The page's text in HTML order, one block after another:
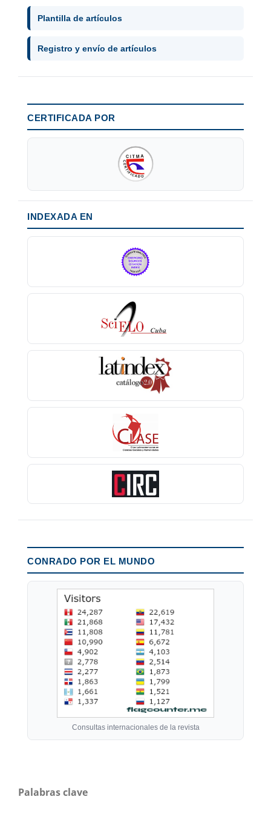
Plantilla de artículos
Registro y envío de artículos
CERTIFICADA POR
INDEXADA EN
CONRADO POR EL MUNDO
Consultas internacionales de la revista
Palabras clave